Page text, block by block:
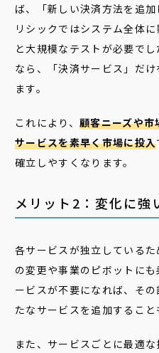
ば、「新しい決済方法を追
リシックではシステム全体
と大規模なテストが必要で
なら、「決済サービス」だ
ます。
これにより、 顧客ニーズや
サービスを素早く市場に投入
確立しやすくなります。
メリット2：変化に強
各サービスが独立している
の変更や事業のピボットに
ービスが不要になれば、そ
たなサービスを追加すること
また、サービスごとに最適